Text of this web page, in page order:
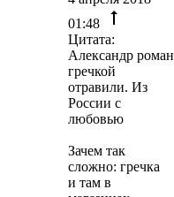
01:48
Цитата:
Александр
гречкой
отравили. Из
России с
любовью
Зачем так
сложно: гречка
и там в